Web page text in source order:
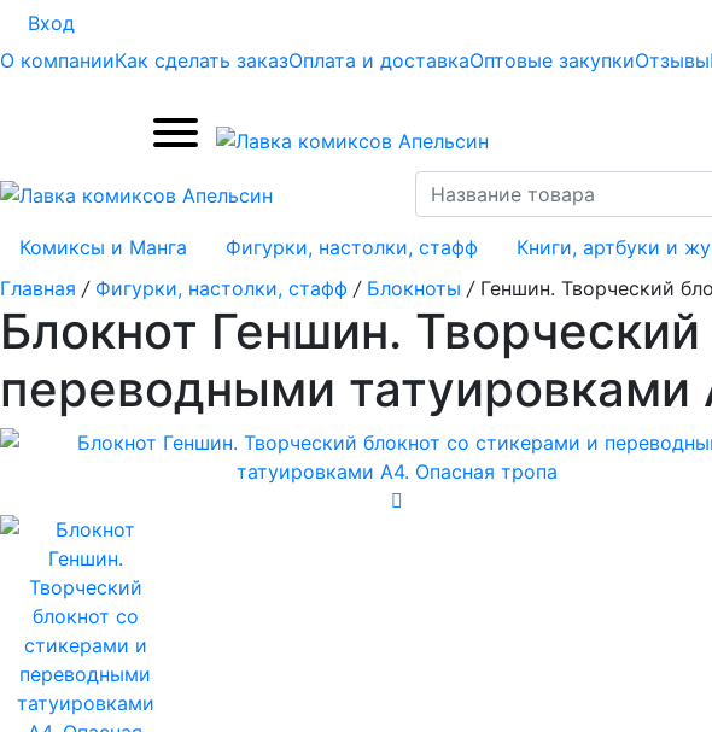
Вход
О компанииКак сделать заказОплата и доставкаОптовые закупкиОтзывы
Комиксы и Манга
Фигурки, настолки, стафф Книги, артбуки и
Главная / Фигурки, настолки, стафф / Блокноты / Геншин. Творческий
Блокнот Геншин.
переводными татуировками